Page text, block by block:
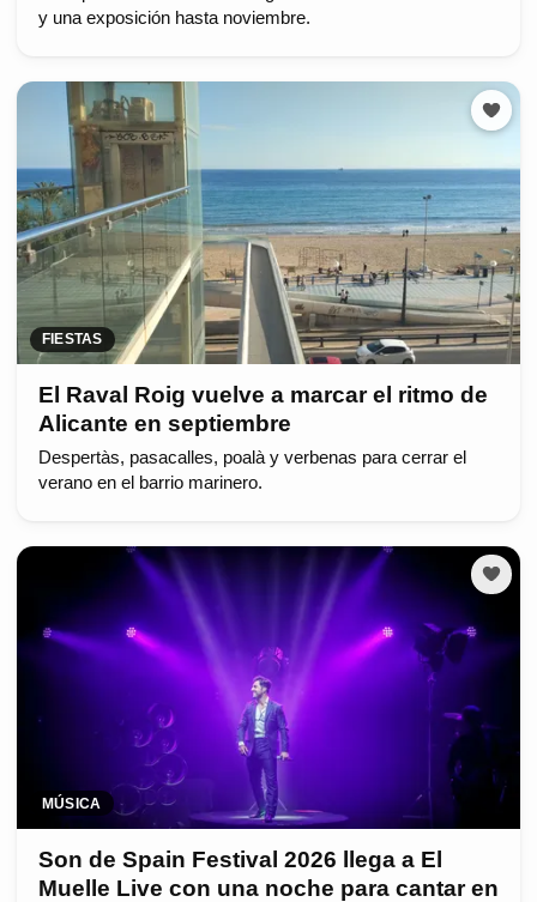
y una exposición hasta noviembre.
FIESTAS
El Raval Roig vuelve a marcar el ritmo de
Alicante en septiembre
Despertàs, pasacalles, poalà y verbenas para cerrar el
verano en el barrio marinero.
MÚSICA
Son de Spain Festival 2026 llega a El
Muelle Live con una noche para cantar en